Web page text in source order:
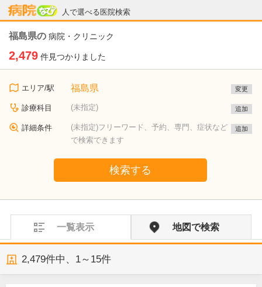
人で選べる医院検索
病院なび
福島県の 病院・クリニック
2,479 件見つかりました
エリア/駅 福島県 変更
診療科目 (未指定) 追加
詳細条件
(未指定)フリーワード、予約、専門、症状など
で検索できます
追加
検索する
一覧表示 地図で検索
2,479件中、 1～15件